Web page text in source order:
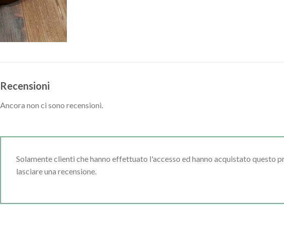
Recensioni
Ancora non ci sono recensioni.
Solamente clienti che hanno effettuato l'accesso ed hanno acquistato questo
lasciare una recensione.